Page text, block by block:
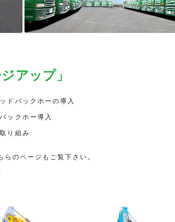
アップ」
ドバックホーの導入
ックホー導入
り組み
のページもご覧下さい。